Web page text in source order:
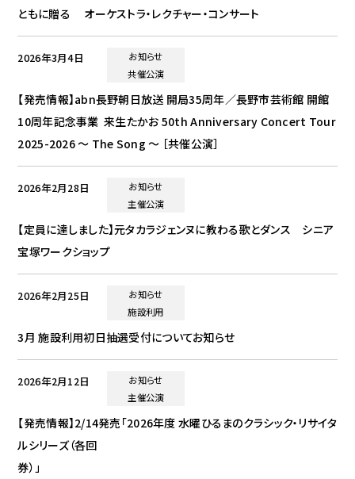
ともに贈る オーケストラ・レクチャー・コンサート
2026年3月4日
お知らせ
共催公演
【発売情報】abn長野朝日放送 開局35周年／長野市芸術館 開館
10周年記念事業 来生たかお 50th Anniversary Concert Tour
2025-2026 〜 The Song 〜 ［共催公演］
2026年2月28日
お知らせ
主催公演
【定員に達しました】元タカラジェンヌに教わる歌とダンス シニア
宝塚ワークショップ
2026年2月25日
お知らせ
施設利用
3月 施設利用初日抽選受付についてお知らせ
2026年2月12日
お知らせ
主催公演
【発売情報】2/14発売「2026年度 水曜ひるまのクラシック・リサイタ
ルシリーズ（各回
券）